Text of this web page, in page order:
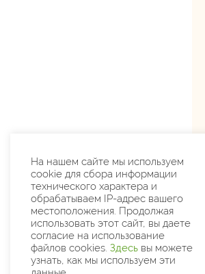
На нашем сайте мы используем
cookie для сбора информации
технического характера и
обрабатываем IP-адрес вашего
местоположения. Продолжая
использовать этот сайт, вы даете
согласие на использование
файлов cookies. Здесь вы можете
узнать, как мы используем эти